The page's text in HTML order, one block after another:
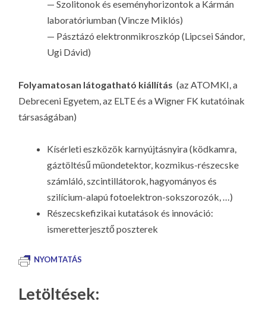
— Szolitonok és eseményhorizontok a Kármán
laboratóriumban (Vincze Miklós)
— Pásztázó elektronmikroszkóp (Lipcsei Sándor,
Ugi Dávid)
Folyamatosan látogatható kiállítás (az ATOMKI, a
Debreceni Egyetem, az ELTE és a Wigner FK kutatóinak
társaságában)
Kísérleti eszközök karnyújtásnyira (ködkamra,
gáztöltésű müondetektor, kozmikus-részecske
számláló, szcintillátorok, hagyományos és
szilícium-alapú fotoelektron-sokszorozók, …)
Részecskefizikai kutatások és innováció:
ismeretterjesztő poszterek
NYOMTATÁS
Letöltések: